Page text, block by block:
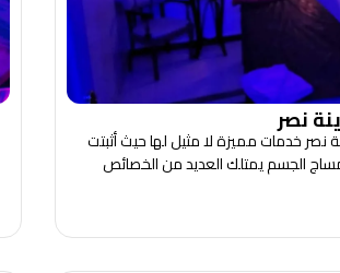
نصر
نصر خدمات مميزة لا مثيل لها حيث أثبتت
مساج الجسم يمتلك العديد من الخصائص